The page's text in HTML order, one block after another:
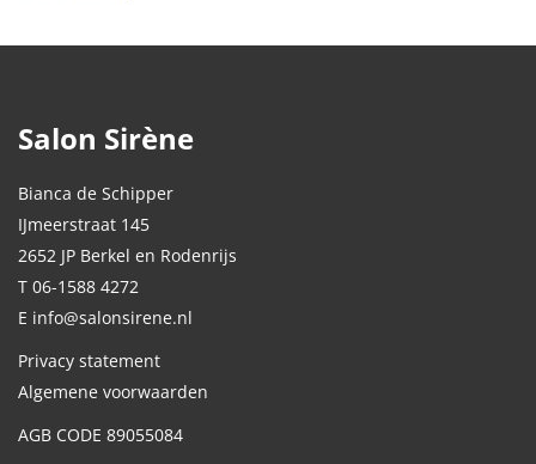
Salon Sirène
Bianca de Schipper
IJmeerstraat 145
2652 JP Berkel en Rodenrijs
T 06-1588 4272
E info@salonsirene.nl
Privacy statement
Algemene voorwaarden
AGB CODE 89055084